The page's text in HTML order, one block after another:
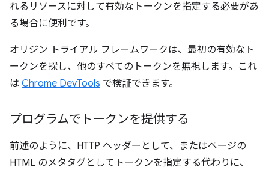
れるリソースに対して有効なトークンを指定する必要があ
る場合に便利です。
オリジン トライアル フレームワークは、最初の有効なト
ークンを探し、他のすべてのトークンを無視します。これ
は Chrome DevTools で検証できます。
プログラムでトークンを提供する
前述のように、HTTP ヘッダーとして、またはページの
HTML のメタタグとしてトークンを指定する代わりに、